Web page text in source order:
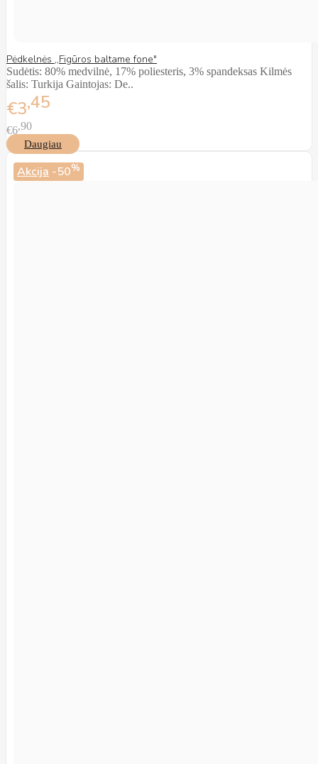
Pėdkelnės ,,Figūros baltame fone"
Sudėtis: 80% medvilnė, 17% poliesteris, 3% spandeksas Kilmės
šalis: Turkija Gaintojas: De..
€345
€6 90
Daugiau
Akcija -50%